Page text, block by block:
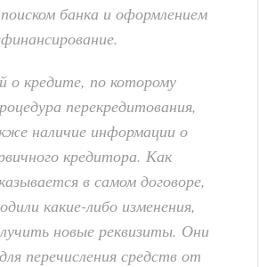
банка и оформлением
о кредите, по которому
перекредитования,
наличие информации о
кредитора. Как
в самом договоре,
какие-либо изменения,
новые реквизиты. Они
перечисления средств от